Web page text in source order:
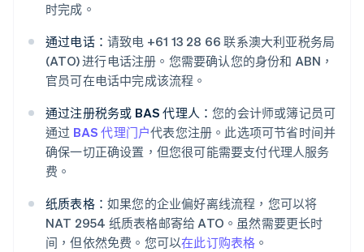
时完成。
通过电话： 请致电 +61 13 28 66 联系澳大利亚税务局
(ATO) 进行电话注册。您需要确认您的身份和 ABN，
官员可在电话中完成该流程。
通过注册税务或 BAS 代理人：您的会计师或簿记员可
通过 BAS 代理门户代表您注册。此选项可节省时间并
确保一切正确设置，但您很可能需要支付代理人服务
费。
纸质表格： 如果您的企业偏好离线流程，您可以将
NAT 2954 纸质表格邮寄给 ATO。虽然需要更长时
间，但依然免费。您可以在此订购表格 。